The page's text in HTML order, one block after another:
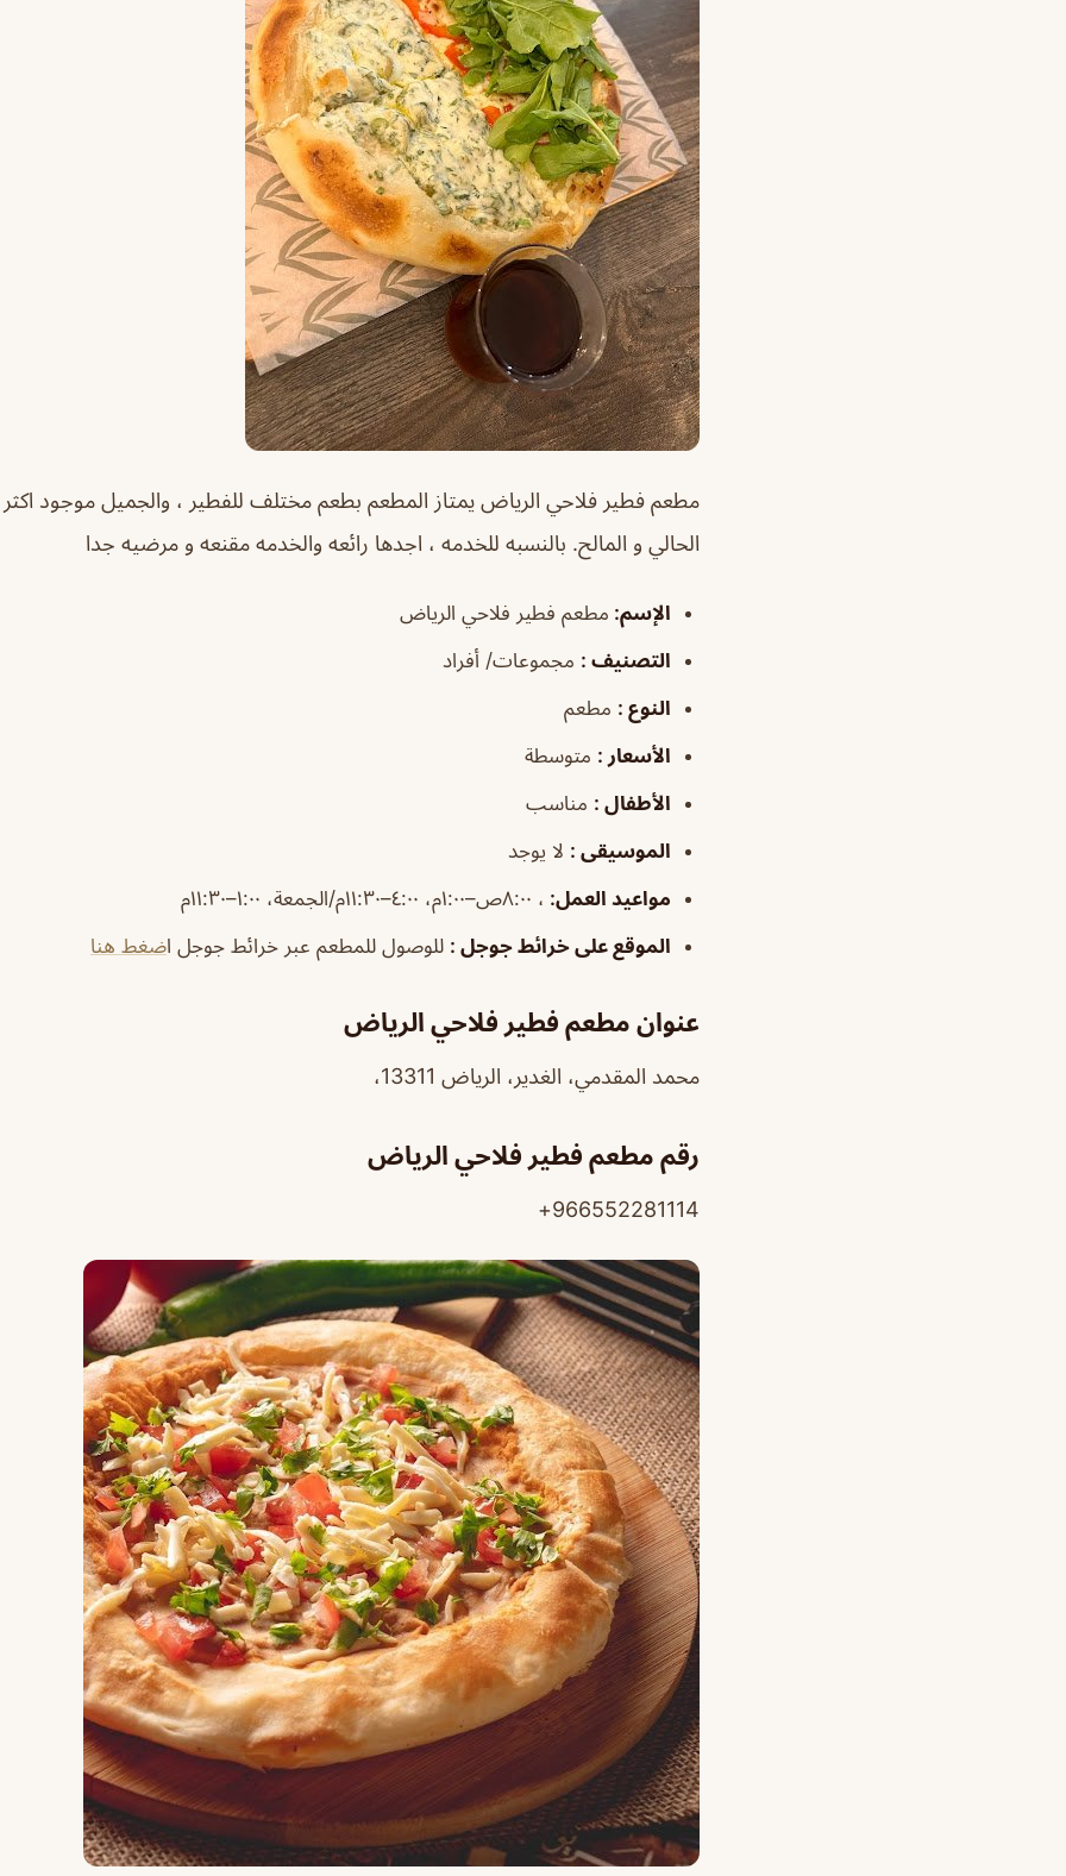
مطعم فطير فلاحي الرياض يمتاز المطعم بطعم مختلف للفطير ، والجميل موجود
الحالي و المالح. بالنسبه للخدمه ، اجدها رائعه والخدمه مقنعه و مرضيه جدا
الإسم: مطعم فطير فلاحي الرياض
التصنيف : مجموعات/ أفراد
النوع : مطعم
الأسعار : متوسطة
الأطفال : مناسب
الموسيقى : لا يوجد
مواعيد العمل: ، ٨:٠٠ص–١:٠٠م، ٤:٠٠–١١:٣٠م/الجمعة، ١:٠٠–١١:٣٠م
الموقع على خرائط جوجل : للوصول للمطعم عبر خرائط جوجل اضغط هنا
عنوان مطعم فطير فلاحي الرياض
محمد المقدمي، الغدير، الرياض 13311،
رقم مطعم فطير فلاحي الرياض
966552281114+